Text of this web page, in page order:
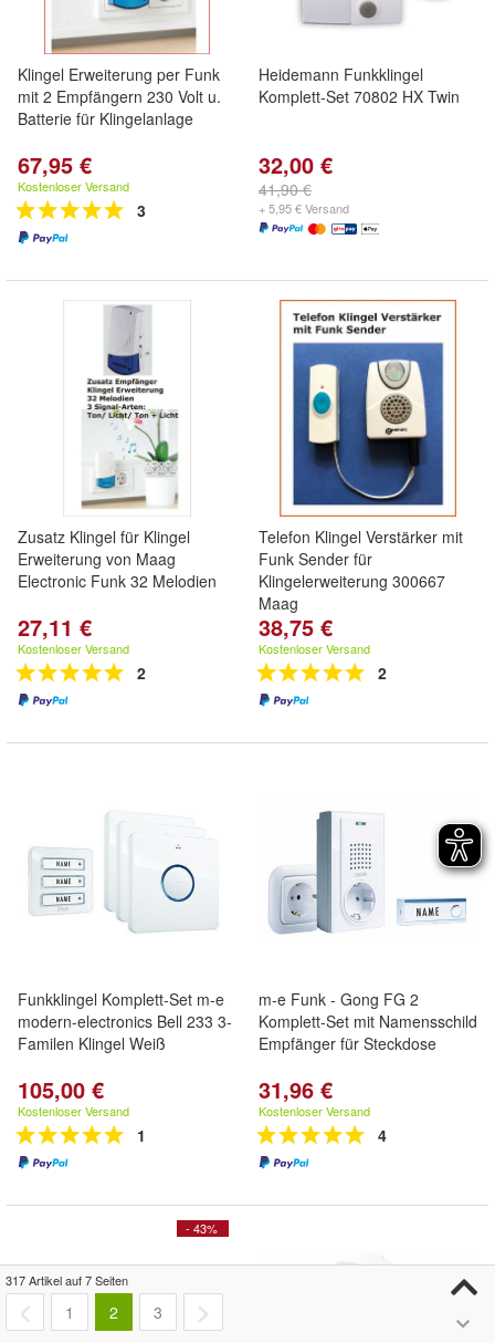
Klingel Erweiterung per Funk
mit 2 Empfängern 230 Volt u.
Batterie für Klingelanlage
67,95 €
Kostenloser Versand
3
Heidemann Funkklingel
Komplett-Set 70802 HX Twin
32,00 €
41,90 €
+ 5,95 € Versand
Zusatz Klingel für Klingel
Erweiterung von Maag
Electronic Funk 32 Melodien
27,11 €
Kostenloser Versand
2
Telefon Klingel Verstärker mit
Funk Sender für
Klingelerweiterung 300667
Maag
38,75 €
Kostenloser Versand
2
Funkklingel Komplett-Set m-e
modern-electronics Bell 233 3-
Familen Klingel Weiß
105,00 €
Kostenloser Versand
1
m-e Funk - Gong FG 2
Komplett-Set mit Namensschild
Empfänger für Steckdose
31,96 €
Kostenloser Versand
4
- 43%
317 Artikel auf 7 Seiten
1 2 3